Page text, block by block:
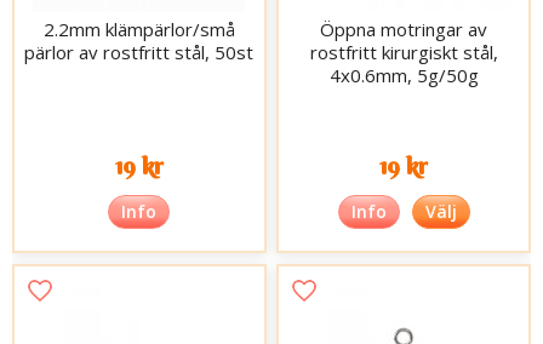
2.2mm klämpärlor/små
pärlor av rostfritt stål, 50st
19 kr
Info
Öppna motringar av
rostfritt kirurgiskt stål,
4x0.6mm, 5g/50g
19 kr
Info Välj